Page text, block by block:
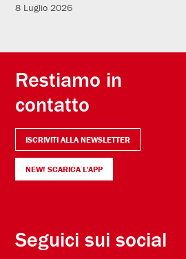
8 Luglio 2026
Restiamo in
contatto
ISCRIVITI ALLA NEWSLETTER
NEW! SCARICA L'APP
Seguici sui social